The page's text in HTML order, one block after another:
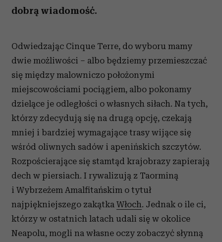
dobrą wiadomość.
Odwiedzając Cinque Terre, do wyboru mamy
dwie możliwości – albo będziemy przemieszczać
się między malowniczo położonymi
miejscowościami pociągiem, albo pokonamy
dzielące je odległości o własnych siłach. Na tych,
którzy zdecydują się na drugą opcję, czekają
mniej i bardziej wymagające trasy wijące się
wśród oliwnych sadów i apenińskich szczytów.
Rozpościerające się stamtąd krajobrazy zapierają
dech w piersiach. I rywalizują z Taorminą
i Wybrzeżem Amalfitańskim o tytuł
najpiękniejszego zakątka Włoch. Jednak o ile ci,
którzy w ostatnich latach udali się w okolice
Neapolu, mogli na własne oczy zobaczyć słynną